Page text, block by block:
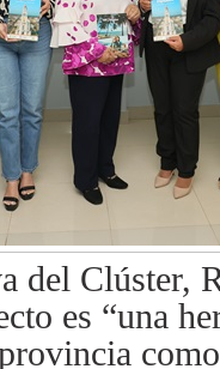
del Clúster,
es “una